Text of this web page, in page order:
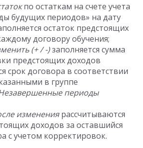
по остаткам на счете учета
будущих периодов» на дату
остаток предстоящих
договору обучения;
(+ / -)заполняется сумма
предстоящих доходов
срок договора в соответствии
в группе
периоды
изменениярассчитываются
доходов за оставшийся
с учетом корректировок.